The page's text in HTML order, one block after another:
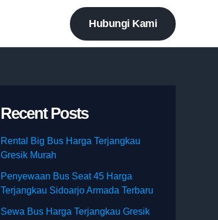
Hubungi Kami
Recent Posts
Rental Big Bus Harga Terjangkau
Gresik Murah
Penyewaan Bus Seat 45 Harga
Terjangkau Sidoarjo Armada Terbaru
Sewa Bus Harga Terjangkau Gresik